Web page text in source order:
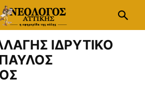
ΙΔΡΥΤΙΚΟ